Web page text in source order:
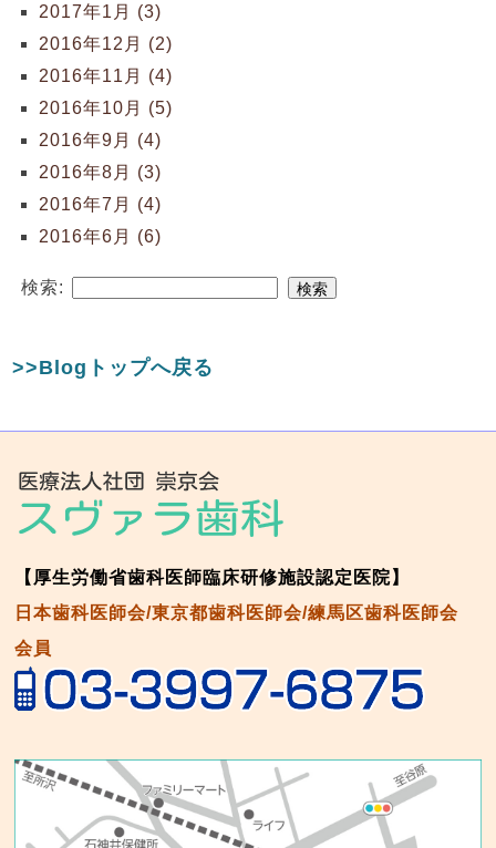
2017年1月 (3)
2016年12月 (2)
2016年11月 (4)
2016年10月 (5)
2016年9月 (4)
2016年8月 (3)
2016年7月 (4)
2016年6月 (6)
検索:
>>Blogトップへ戻る
【厚生労働省歯科医師臨床研修施設認定医院】
日本歯科医師会/東京都歯科医師会/練馬区歯科医師会
会員